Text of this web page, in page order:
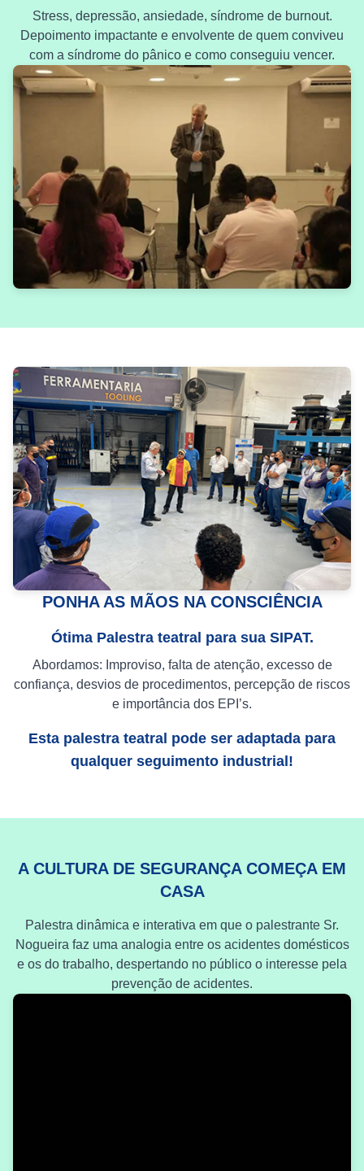
Stress, depressão, ansiedade, síndrome de burnout.
Depoimento impactante e envolvente de quem conviveu
com a síndrome do pânico e como conseguiu vencer.
PONHA AS MÃOS NA CONSCIÊNCIA
Ótima Palestra teatral para sua SIPAT.
Abordamos: Improviso, falta de atenção, excesso de
confiança, desvios de procedimentos, percepção de riscos
e importância dos EPI’s.
Esta palestra teatral pode ser adaptada para
qualquer seguimento industrial!
A CULTURA DE SEGURANÇA COMEÇA EM
CASA
Palestra dinâmica e interativa em que o palestrante Sr.
Nogueira faz uma analogia entre os acidentes domésticos
e os do trabalho, despertando no público o interesse pela
prevenção de acidentes.